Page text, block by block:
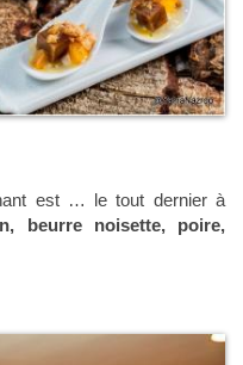
est … le tout dernier à
beurre noisette, poire,